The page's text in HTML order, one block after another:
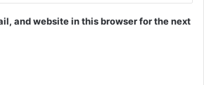
and website in this browser for the next